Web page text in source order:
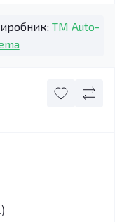
TM Auto-